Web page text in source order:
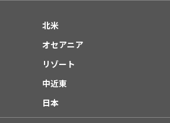
北米
オセアニア
リゾート
中近東
日本